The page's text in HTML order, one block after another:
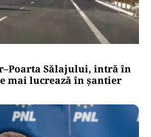
Sălajului, intră în
mai lucrează în șantier